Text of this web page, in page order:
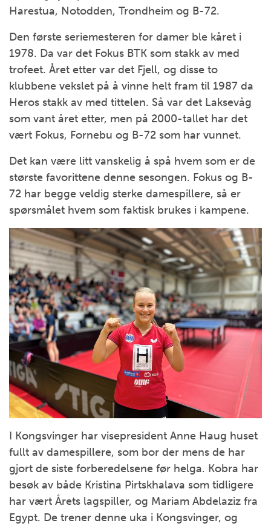
Harestua, Notodden, Trondheim og B-72.
Den første seriemesteren for damer ble kåret i
1978. Da var det Fokus BTK som stakk av med
trofeet. Året etter var det Fjell, og disse to
klubbene vekslet på å vinne helt fram til 1987 da
Heros stakk av med tittelen. Så var det Laksevåg
som vant året etter, men på 2000-tallet har det
vært Fokus, Fornebu og B-72 som har vunnet.
Det kan være litt vanskelig å spå hvem som er de
største favorittene denne sesongen. Fokus og B-
72 har begge veldig sterke damespillere, så er
spørsmålet hvem som faktisk brukes i kampene.
I Kongsvinger har visepresident Anne Haug huset
fullt av damespillere, som bor der mens de har
gjort de siste forberedelsene før helga. Kobra har
besøk av både Kristina Pirtskhalava som tidligere
har vært Årets lagspiller, og Mariam Abdelaziz fra
Egypt. De trener denne uka i Kongsvinger, og